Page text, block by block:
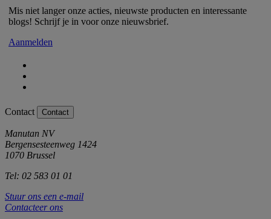
Mis niet langer onze acties, nieuwste producten en interessante
blogs! Schrijf je in voor onze nieuwsbrief.
Aanmelden
Contact Contact
Manutan NV
Bergensesteenweg 1424
1070 Brussel
Tel: 02 583 01 01
Stuur ons een e-mail
Contacteer ons